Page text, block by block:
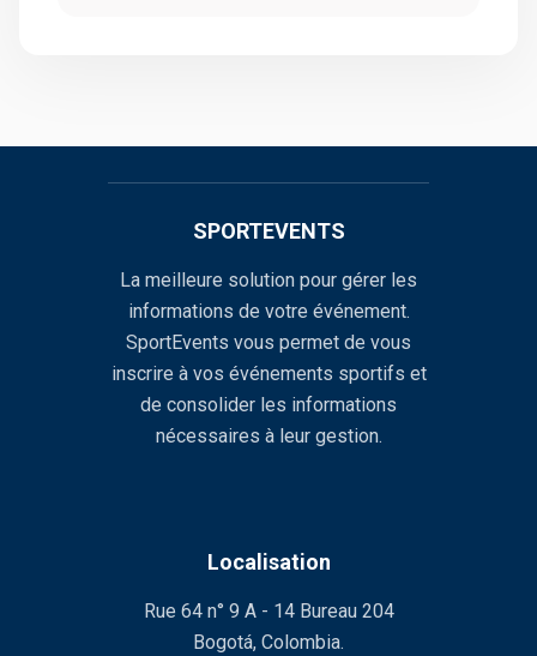
SPORTEVENTS
La meilleure solution pour gérer les
informations de votre événement.
SportEvents vous permet de vous
inscrire à vos événements sportifs et
de consolider les informations
nécessaires à leur gestion.
Localisation
Rue 64 n° 9 A - 14 Bureau 204
Bogotá, Colombia.